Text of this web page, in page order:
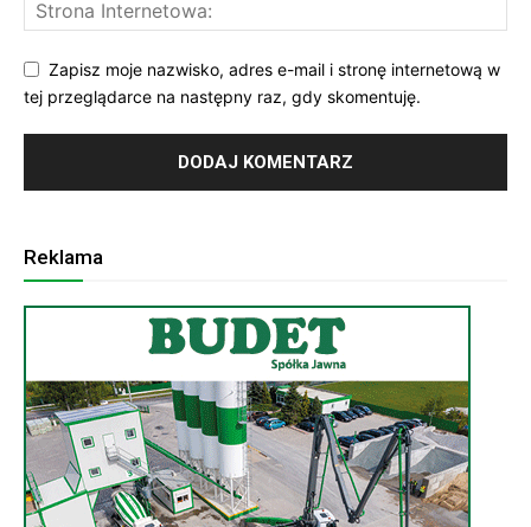
Zapisz moje nazwisko, adres e-mail i stronę internetową w
tej przeglądarce na następny raz, gdy skomentuję.
Reklama